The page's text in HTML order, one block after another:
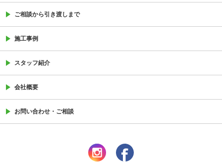
instagram
ご相談から引き渡しまで
施工事例
スタッフ紹介
会社概要
お問い合わせ・ご相談